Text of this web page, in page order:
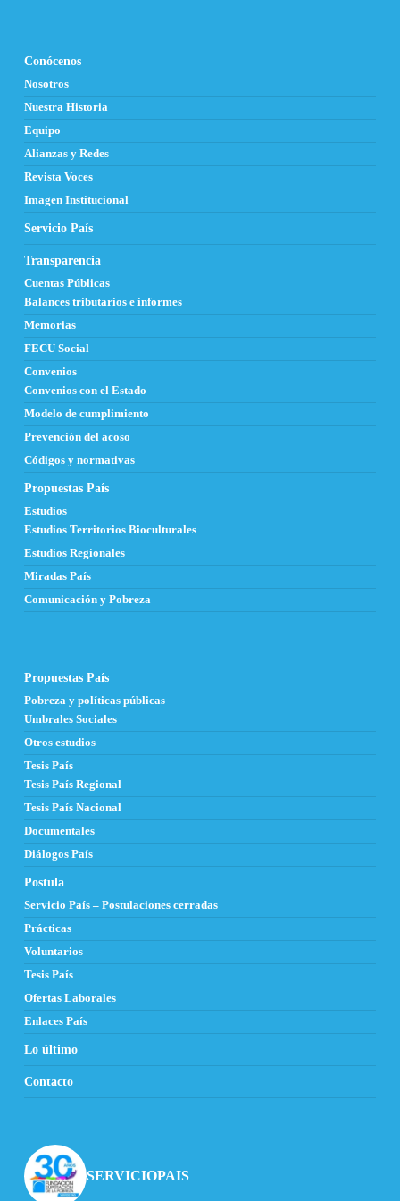
Conócenos
Nosotros
Nuestra Historia
Equipo
Alianzas y Redes
Revista Voces
Imagen Institucional
Servicio País
Transparencia
Cuentas Públicas
Balances tributarios e informes
Memorias
FECU Social
Convenios
Convenios con el Estado
Modelo de cumplimiento
Prevención del acoso
Códigos y normativas
Propuestas País
Estudios
Estudios Territorios Bioculturales
Estudios Regionales
Miradas País
Comunicación y Pobreza
Propuestas País
Pobreza y políticas públicas
Umbrales Sociales
Otros estudios
Tesis País
Tesis País Regional
Tesis País Nacional
Documentales
Diálogos País
Postula
Servicio País – Postulaciones cerradas
Prácticas
Voluntarios
Tesis País
Ofertas Laborales
Enlaces País
Lo último
Contacto
SERVICIOPAIS